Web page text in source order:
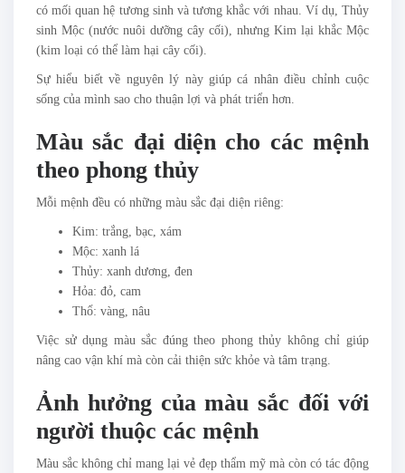
có mối quan hệ tương sinh và tương khắc với nhau. Ví dụ, Thủy
sinh Mộc (nước nuôi dưỡng cây cối), nhưng Kim lại khắc Mộc
(kim loại có thể làm hại cây cối).
Sự hiểu biết về nguyên lý này giúp cá nhân điều chỉnh cuộc
sống của mình sao cho thuận lợi và phát triển hơn.
Màu sắc đại diện cho các mệnh
theo phong thủy
Mỗi mệnh đều có những màu sắc đại diện riêng:
Kim: trắng, bạc, xám
Mộc: xanh lá
Thủy: xanh dương, đen
Hỏa: đỏ, cam
Thổ: vàng, nâu
Việc sử dụng màu sắc đúng theo phong thủy không chỉ giúp
nâng cao vận khí mà còn cải thiện sức khỏe và tâm trạng.
Ảnh hưởng của màu sắc đối với
người thuộc các mệnh
Màu sắc không chỉ mang lại vẻ đẹp thẩm mỹ mà còn có tác động